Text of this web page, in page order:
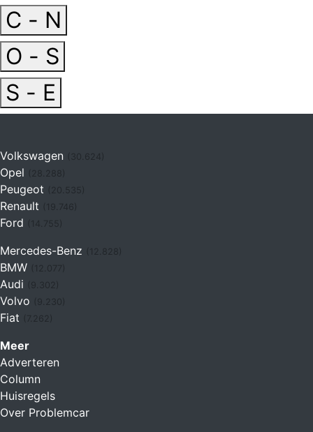
C - N
O - S
S - E
Volkswagen (30.624)
Opel
Peugeot
Renault (19.746)
Ford (14.755)
Mercedes-Benz
BMW
Audi
Volvo
Fiat (7.262)
Meer
Adverteren
Column
Huisregels
Over Problemcar